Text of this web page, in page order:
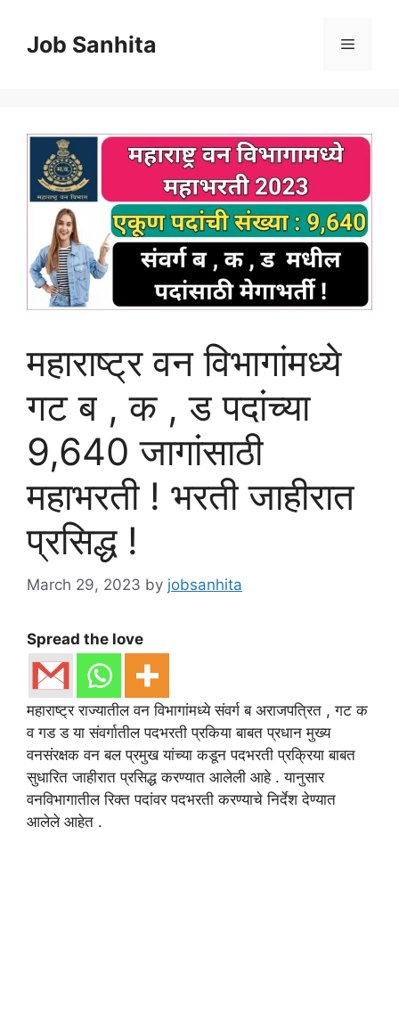
contentJob Sanhita Menu
महाराष्ट्र वन विभागांमध्ये
गट ब , क , ड पदांच्या
9,640 जागांसाठी
महाभरती ! भरती जाहीरात
प्रसिद्ध !
March 29, 2023 by jobsanhita
Spread the love
महाराष्ट्र राज्यातील वन विभागांमध्ये संवर्ग ब अराजपत्रित , गट क
व गड ड या संवर्गातील पदभरती प्रकिया बाबत प्रधान मुख्य
वनसंरक्षक वन बल प्रमुख यांच्या कडून पदभरती प्रक्रिया बाबत
सुधारित जाहीरात प्रसिद्ध करण्यात आलेली आहे . यानुसार
वनविभागातील रिक्त पदांवर पदभरती करण्याचे निर्देश देण्यात
आलेले आहेत .